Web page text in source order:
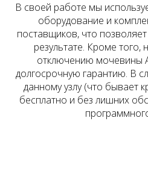
В своей работе мы
оборудование и
поставщиков, что
результате. Кроме того,
отключению мочевины
долгосрочную гарантию. В
данному узлу (что бывает
бесплатно и без лишних